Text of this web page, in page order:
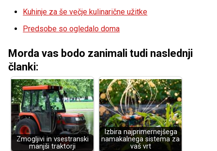
Kuhinje za še večje kulinarične užitke
Predsobe so ogledalo doma
Morda vas bodo zanimali tudi naslednji
članki:
Zmogljivi in vsestranski
manjši traktorji
Izbira najprimernejšega
namakalnega sistema za
vaš vrt